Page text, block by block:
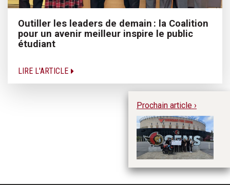
Outiller les leaders de demain : la Coalition
pour un avenir meilleur inspire le public
étudiant
LIRE L'ARTICLE
Prochain article ›